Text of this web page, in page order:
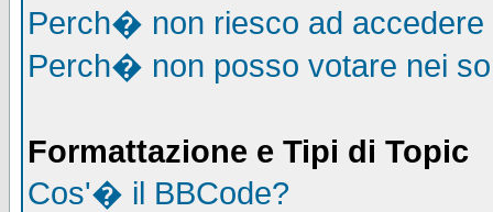
Perch� non riesco ad accedere
Perch� non posso votare nei
Formattazione e Tipi di Topic
Cos'� il BBCode?